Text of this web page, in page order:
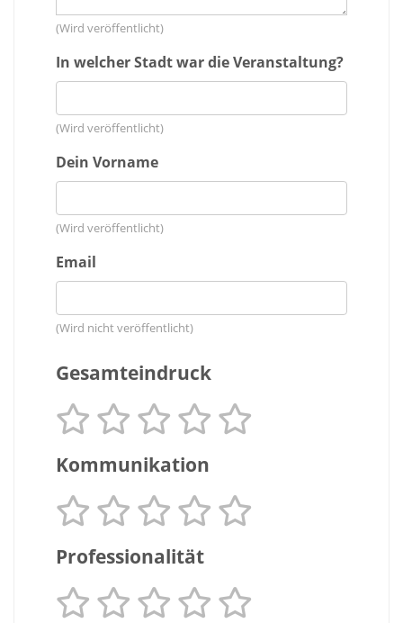
(Wird veröffentlicht)
In welcher Stadt war die Veranstaltung?
(Wird veröffentlicht)
Dein Vorname
(Wird veröffentlicht)
Email
(Wird nicht veröffentlicht)
Gesamteindruck
Kommunikation
Professionalität